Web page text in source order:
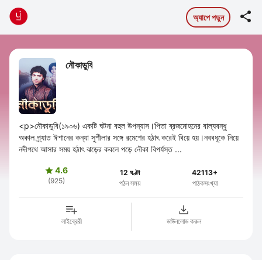
অ্যাপে পড়ুন 
নৌকাডুবি
<p>নৌকাডুবি(১৯০৬) একটি ঘটনা বহুল উপন্যাস।পিতা ব্রজমোহনের বাল্যবন্ধু
অকাল প্র্যাত ঈশানের কন্যা সুশীলার সঙ্গে রমেশের হঠাৎ করেই বিয়ে হয়।নববধূকে নিয়ে
নদীপথে আসার সময় হঠাৎ ঝড়ের কবলে পড়ে নৌকা বিপর্যস্ত ...
4.6
(925)
12 ঘণ্টা
পঠন সময়
42113+
পাঠকসংখ্যা
লাইব্রেরী ডাউনলোড করুন